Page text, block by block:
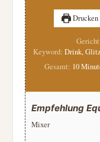
Drucken
Keyword: Drink,
Gesamt: 10
Empfehlung
Mixer